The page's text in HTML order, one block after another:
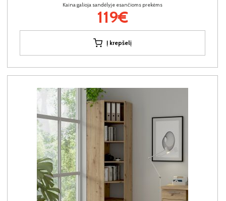
Kaina galioja sandėlyje esančioms prekėms
119€
Į krepšelį